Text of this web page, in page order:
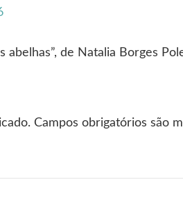
abelhas”, de Natalia Borges
Campos obrigatórios são